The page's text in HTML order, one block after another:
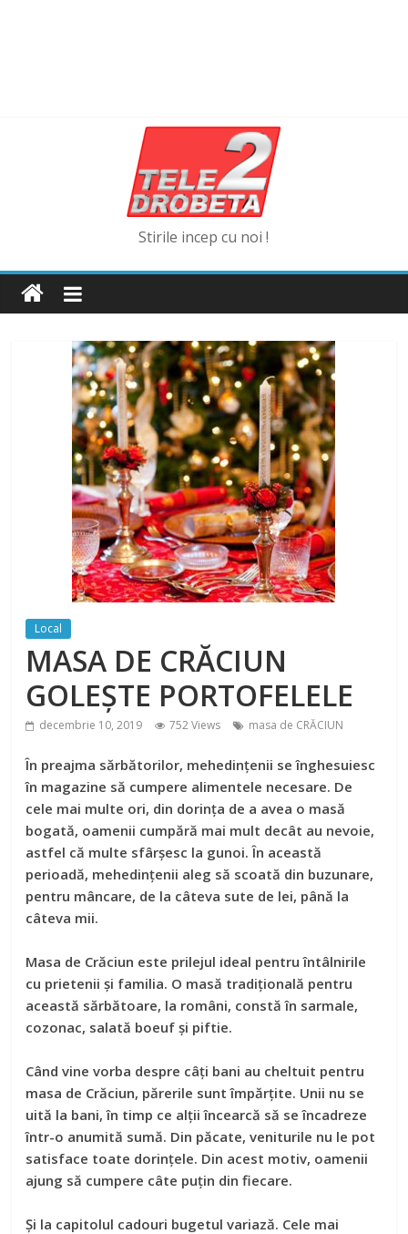
Stirile incep cu noi !
Local
MASA DE CRĂCIUN
GOLEȘTE PORTOFELELE
decembrie 10, 2019 752 Views masa de CRĂCIUN
În preajma sărbătorilor, mehedințenii se înghesuiesc
în magazine să cumpere alimentele necesare. De
cele mai multe ori, din dorința de a avea o masă
bogată, oamenii cumpără mai mult decât au nevoie,
astfel că multe sfârșesc la gunoi. În această
perioadă, mehedințenii aleg să scoată din buzunare,
pentru mâncare, de la câteva sute de lei, până la
câteva mii.
Masa de Crăciun este prilejul ideal pentru întâlnirile
cu prietenii și familia. O masă tradițională pentru
această sărbătoare, la români, constă în sarmale,
cozonac, salată boeuf și piftie.
Când vine vorba despre câți bani au cheltuit pentru
masa de Crăciun, părerile sunt împărțite. Unii nu se
uită la bani, în timp ce alții încearcă să se încadreze
într-o anumită sumă. Din păcate, veniturile nu le pot
satisface toate dorințele. Din acest motiv, oamenii
ajung să cumpere câte puțin din fiecare.
Și la capitolul cadouri bugetul variază. Cele mai